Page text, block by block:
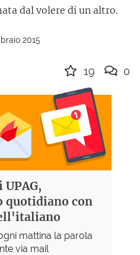
dal volere di un altro.
2015
19 0
quotidiano con
mattina la parola
via mail